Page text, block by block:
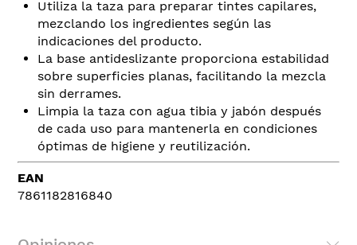
Utiliza la taza para preparar tintes capilares,
mezclando los ingredientes según las
indicaciones del producto.
La base antideslizante proporciona estabilidad
sobre superficies planas, facilitando la mezcla
sin derrames.
Limpia la taza con agua tibia y jabón después
de cada uso para mantenerla en condiciones
óptimas de higiene y reutilización.
EAN
7861182816840